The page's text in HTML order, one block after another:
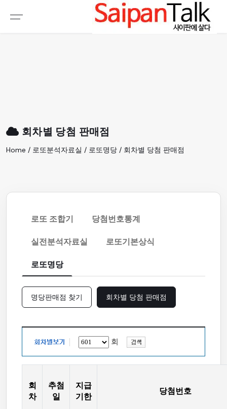
회차별 당첨 판매점
Home / 로또분석자료실 / 로또명당 / 회차별 당첨 판매점
로또 조합기
당첨번호통계
실전분석자료실
로또기본상식
로또명당
명당판매점 찾기 회차별 당첨 판매점
회
회
차
추첨
일
지급
기한
당첨번호
여행정보
생활정보
갤러리 & 동영상